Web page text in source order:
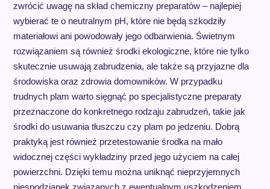
zwrócić uwagę na skład chemiczny preparatów – najlepiej
wybierać te o neutralnym pH, które nie będą szkodziły
materiałowi ani powodowały jego odbarwienia. Świetnym
rozwiązaniem są również środki ekologiczne, które nie tylko
skutecznie usuwają zabrudzenia, ale także są przyjazne dla
środowiska oraz zdrowia domowników. W przypadku
trudnych plam warto sięgnąć po specjalistyczne preparaty
przeznaczone do konkretnego rodzaju zabrudzeń, takie jak
środki do usuwania tłuszczu czy plam po jedzeniu. Dobrą
praktyką jest również przetestowanie środka na mało
widocznej części wykładziny przed jego użyciem na całej
powierzchni. Dzięki temu można uniknąć nieprzyjemnych
niespodzianek związanych z ewentualnym uszkodzeniem